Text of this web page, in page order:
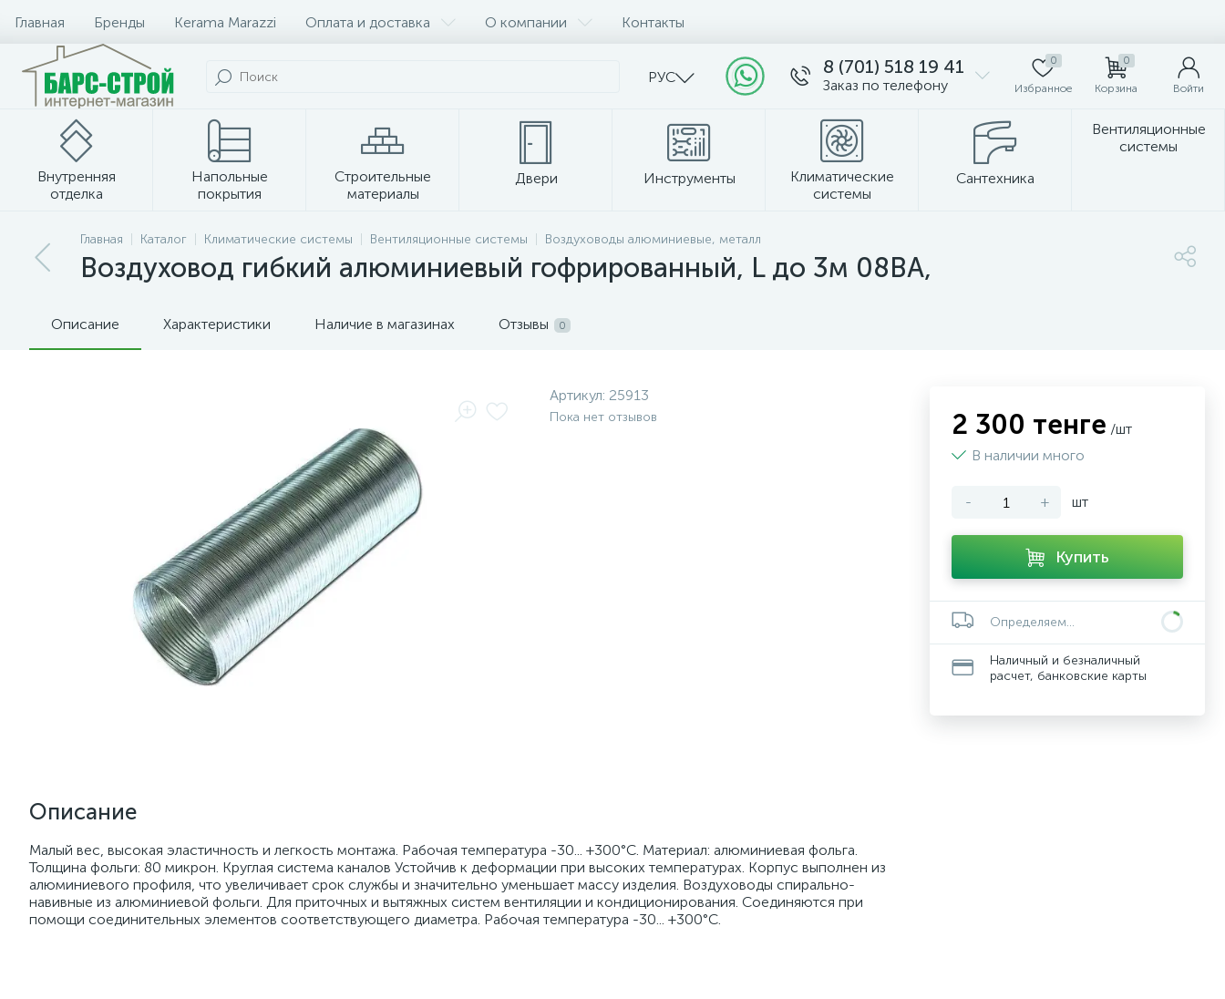
Главная Бренды Kerama Marazzi Оплата и доставка О компании Контакты
РУС 8 (701) 518 19 41
Заказ по телефону
0
Избранное
0
Корзина Войти
Внутренняя
отделка
Напольные
покрытия
Строительные
материалы
Двери Инструменты
Климатические
системы
Сантехника
Вентиляционные
системы
Плитка и керамогранит
Главная Каталог Климатические системы Вентиляционные системы Воздуховоды алюминиевые, металл
Воздуховод гибкий алюминиевый гофрированный, L до 3м 08ВА,
Описание Характеристики Наличие в магазинах Отзывы 0
Артикул: 25913
Пока нет отзывов
Описание
Малый вес, высокая эластичность и легкость монтажа. Рабочая температура -30... +300°C. Материал: алюминиевая фольга.
Толщина фольги: 80 микрон. Круглая система каналов Устойчив к деформации при высоких температурах. Корпус выполнен из
алюминиевого профиля, что увеличивает срок службы и значительно уменьшает массу изделия. Воздуховоды спирально-
навивные из алюминиевой фольги. Для приточных и вытяжных систем вентиляции и кондиционирования. Соединяются при
помощи соединительных элементов соответствующего диаметра. Рабочая температура -30... +300°C.
2 300 тенге /шт
В наличии много
- + шт
Купить
Определяем...
Наличный и безналичный
расчет, банковские карты